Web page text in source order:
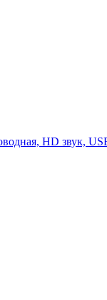
HD звук,